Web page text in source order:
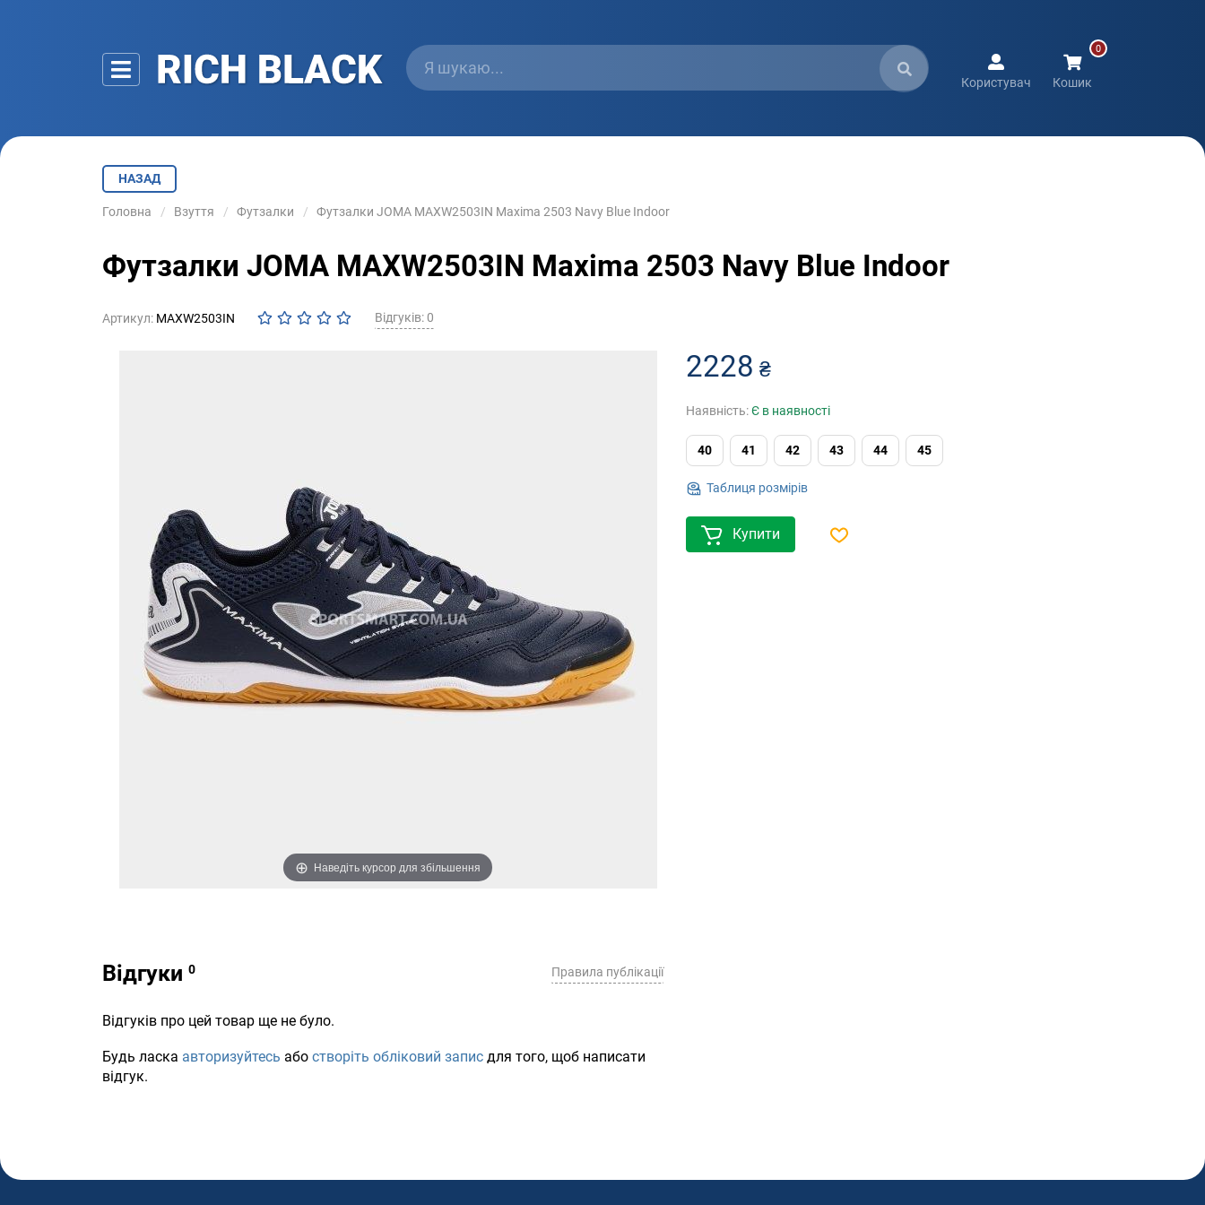
Користувач Кошик
НАЗАД
Головна Взуття Футзалки Футзалки JOMA MAXW2503IN Maxima 2503 Navy Blue Indoor
Футзалки JOMA MAXW2503IN Maxima 2503 Navy Blue Indoor
Артикул: MAXW2503IN Відгуків: 0
Наведіть курсор для збільшення
2228 ₴
Наявність:Є в наявності
40 41 42 43 44 45
Таблиця розмірів
Купити
Відгуки Правила публікації
Відгуків про цей товар ще не було.
Будь ласка авторизуйтесь або створіть обліковий запис для того, щоб написати
відгук.